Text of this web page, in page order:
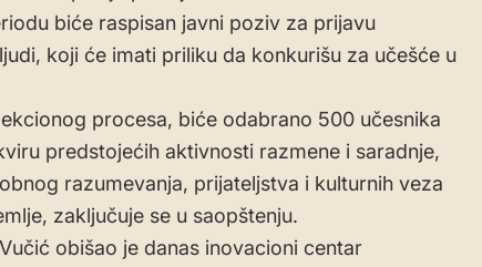
biće raspisan javni poziv za prijavu
koji će imati priliku da konkurišu za učešće u
procesa, biće odabrano 500 učesnika
predstojećih aktivnosti razmene i saradnje,
razumevanja, prijateljstva i kulturnih veza
zaključuje se u saopštenju.
obišao je danas inovacioni centar